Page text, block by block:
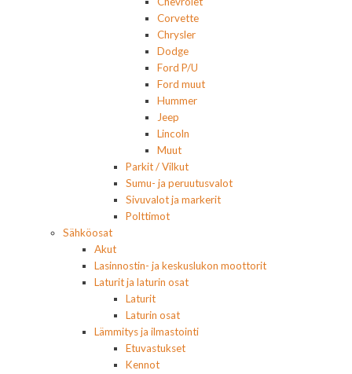
Corvette
Chrysler
Dodge
Ford P/U
Ford muut
Hummer
Jeep
Lincoln
Muut
Parkit / Vilkut
Sumu- ja peruutusvalot
Sivuvalot ja markerit
Polttimot
Sähköosat
Akut
Lasinnostin- ja keskuslukon moottorit
Laturit ja laturin osat
Laturit
Laturin osat
Lämmitys ja ilmastointi
Etuvastukset
Kennot